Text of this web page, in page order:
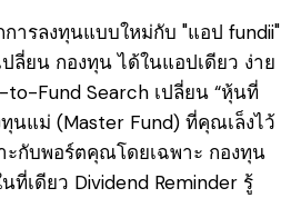
ารลงทุนแบบใหม่กับ "แอป fundii"
ยน กองทุน ได้ในแอปเดียว ง่าย
Fund Search เปลี่ยน “หุ้นที่
นแม่ (Master Fund) ที่คุณเล็งไว้
ะกับพอร์ตคุณโดยเฉพาะ กองทุน
เดียว Dividend Reminder รู้